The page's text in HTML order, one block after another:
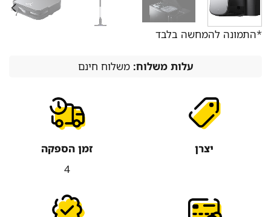
*התמונה להמחשה בלבד
עלות משלוח:משלוח חינם
יצרן
זמן הספקה
4